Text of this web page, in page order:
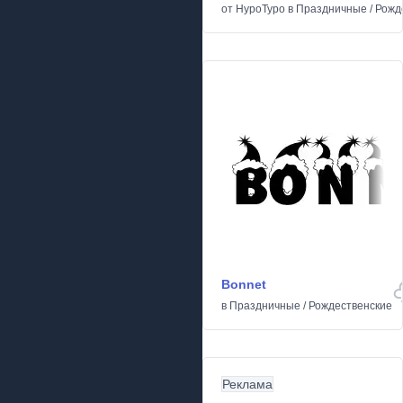
от HypoTypo в Праздничные /
Bonnet
в Праздничные / Рождественские
Реклама